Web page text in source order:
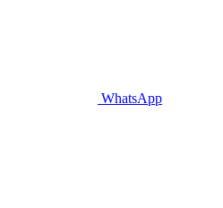
WhatsApp